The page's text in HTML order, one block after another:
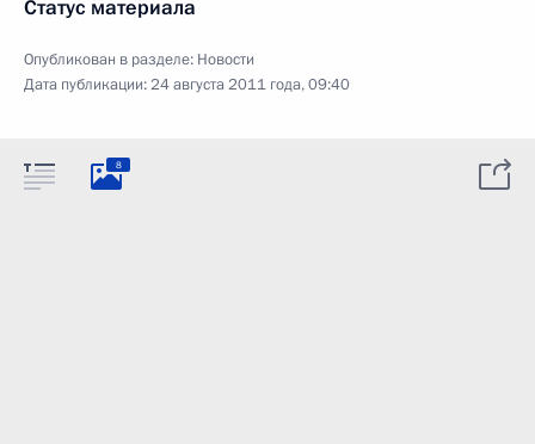
Статус материала
Опубликован в разделе: Новости
Дата публикации:24 августа 2011 года, 09:40
8